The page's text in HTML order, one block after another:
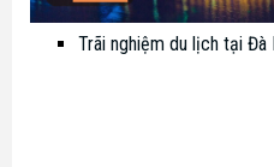
Trãi nghiệm du lịch tại Đà